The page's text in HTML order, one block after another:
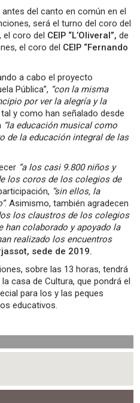
del canto en común en el
será el turno del coro del
el coro del CEIP “L’Oliveral”, de
el coro del CEIP “Fernando
a cabo el proyecto
Pública”, “con la misma
por ver la alegría y la
tal y como han señalado desde
“la educación musical como
de la educación integral de las
“a los casi 9.800 niños y
los coros de los colegios de
“sin ellos, la
. Asimismo, también agradecen
los claustros de los colegios
han colaborado y apoyado la
realizado los encuentros
sede de 2019.
sobre las 13 horas, tendrá
casa de Cultura, que pondrá el
para los y las peques
educativos.